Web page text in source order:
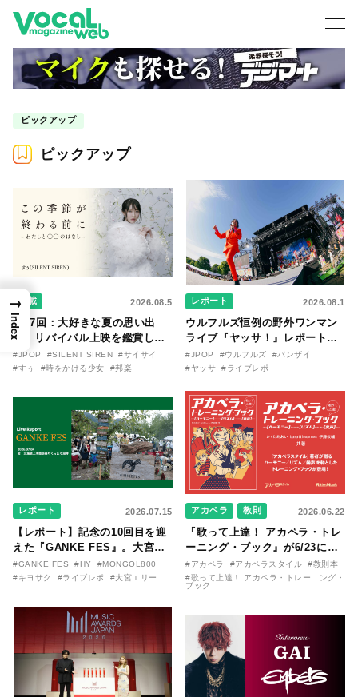
ピックアップ
ピックアップ
連載 2026.08.5
第47回：大好きな夏の思い出
と、リバイバル上映を鑑賞した
『時をかける少女』のおはなし
〜SILENT SIREN・すぅ『この
〇のはなし〜』
#JPOP #SILENT SIREN
#サイサイ
#すぅ
#時をかける少女 #邦楽
レポート 2026.08.1
ウルフルズ恒例の野外ワンマン
ライブ『ヤッサ！』レポート！
リリースから30年を迎えたアル
バム『バンザイ』完全再現に、
た日。
#JPOP #ウルフルズ
#バンザイ
#ヤッサ
#ライブレポ
レポート 2026.07.15
【レポート】記念の10回目を迎
えた『GANKE FES』。大宮エ
リー作『アイヌの神々の崖』を
前に、キヨサク
熱唱。
#GANKE FES #HY
#MONGOL800
#キヨサク
#ライブレポ #大宮エリー
アカペラ 教則 2026.06.22
『歌って上達！ アカペラ・トレ
ーニング・ブック』が6/23に発
売！ 課題曲音源・音取り用アプ
リを公開。
#アカペラ #アカペラスタイル
#教則本
#歌って上達！ アカペラ・トレーニング・
ブック
→
Index